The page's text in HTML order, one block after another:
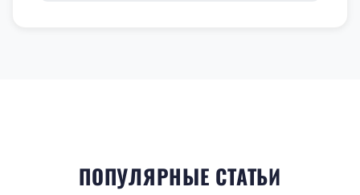
ПОПУЛЯРНЫЕ СТАТЬИ